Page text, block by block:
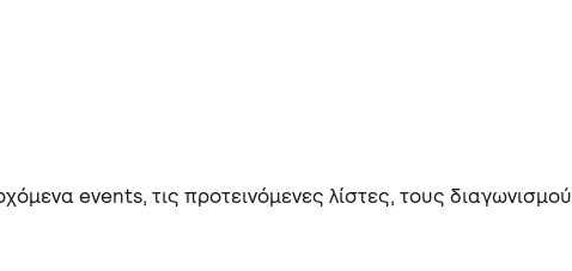
events, τις προτεινόμενες λίστες, τους